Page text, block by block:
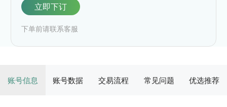
立即下订
下单前请联系客服
账号信息 账号数据 交易流程 常见问题 优选推荐